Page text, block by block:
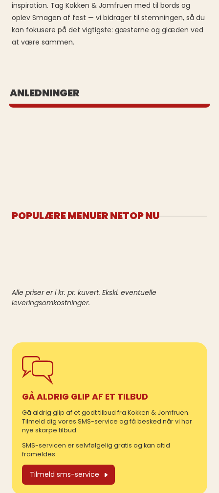
inspiration. Tag Kokken & Jomfruen med til bords og
oplev Smagen af fest — vi bidrager til stemningen, så du
kan fokusere på det vigtigste: gæsterne og glæden ved
at være sammen.
ANLEDNINGER
Se vores populære buffeter
POPULÆRE MENUER NETOP NU
Alle priser er i kr. pr. kuvert. Ekskl. eventuelle
leveringsomkostninger.
GÅ ALDRIG GLIP AF ET TILBUD
Gå aldrig glip af et godt tilbud fra Kokken & Jomfruen.
Tilmeld dig vores SMS-service og få besked når vi har
nye skarpe tilbud.
SMS-servicen er selvfølgelig gratis og kan altid
frameldes.
Tilmeld sms-service